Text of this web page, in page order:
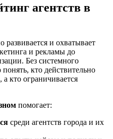
агентств в
и охватывает
и рекламы до
Без системного
кто действительно
а кто ограничивается
помогает:
среди агентств города и их